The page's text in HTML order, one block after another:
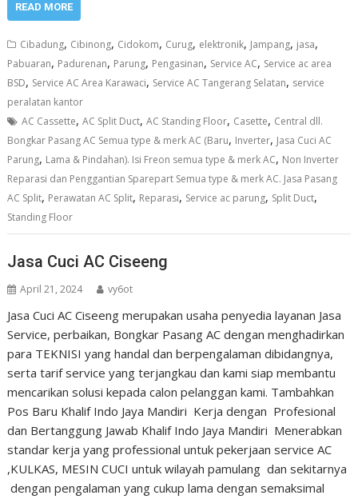
READ MORE
Cibadung, Cibinong, Cidokom, Curug, elektronik, Jampang, jasa,
Pabuaran, Padurenan, Parung, Pengasinan, Service AC, Service ac area
BSD, Service AC Area Karawaci, Service AC Tangerang Selatan, service
peralatan kantor
AC Cassette,AC Split Duct,AC Standing Floor, Casette, Central dll.
Bongkar Pasang AC Semua type & merk AC (Baru, Inverter, Jasa Cuci AC
Parung, Lama & Pindahan). Isi Freon semua type & merk AC, Non Inverter
Reparasi dan Penggantian Sparepart Semua type & merk AC. Jasa Pasang
AC Split, Perawatan AC Split, Reparasi, Service ac parung, Split Duct,
Standing Floor
Jasa Cuci AC Ciseeng
April 21, 2024 vy6ot
Jasa Cuci AC Ciseeng merupakan usaha penyedia layanan Jasa
Service, perbaikan, Bongkar Pasang AC dengan menghadirkan
para TEKNISI yang handal dan berpengalaman dibidangnya,
serta tarif service yang terjangkau dan kami siap membantu
mencarikan solusi kepada calon pelanggan kami. Tambahkan
Pos Baru Khalif Indo Jaya Mandiri Kerja dengan Profesional
dan Bertanggung Jawab Khalif Indo Jaya Mandiri Menerabkan
standar kerja yang professional untuk pekerjaan service AC
,KULKAS, MESIN CUCI untuk wilayah pamulang dan sekitarnya
dengan pengalaman yang cukup lama dengan semaksimal